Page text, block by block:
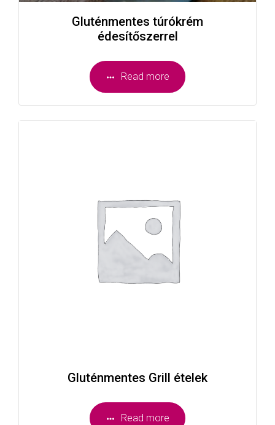
Gluténmentes túrókrém
édesítőszerrel
Read more
Gluténmentes Grill ételek
Read more